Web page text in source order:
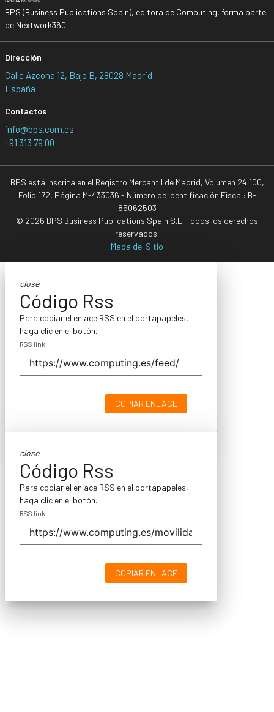
BPS (Business Publications Spain), editora de Computing, forma parte
de Nextwork360.
Dirección
Calle Azcona 12, Bajo B, 28028 Madrid
España
Contactos
info@bps.com.es
+91 313 79 00
BPS está inscrita en el Registro Mercantil de Madrid, Volumen 24.100,
Folio 172, Página M-433036 - Número de Identificación Fiscal: B-
85062503
© 2026 BPS Business Publications Spain S.L. Todos los derechos
reservados.
Mapa del Sitio
close
Código Rss
Para copiar el enlace RSS en el portapapeles,
haga clic en el botón.
RSS link
COPIAR ENLACE
close
Código Rss
Para copiar el enlace RSS en el portapapeles,
haga clic en el botón.
RSS link
COPIAR ENLACE